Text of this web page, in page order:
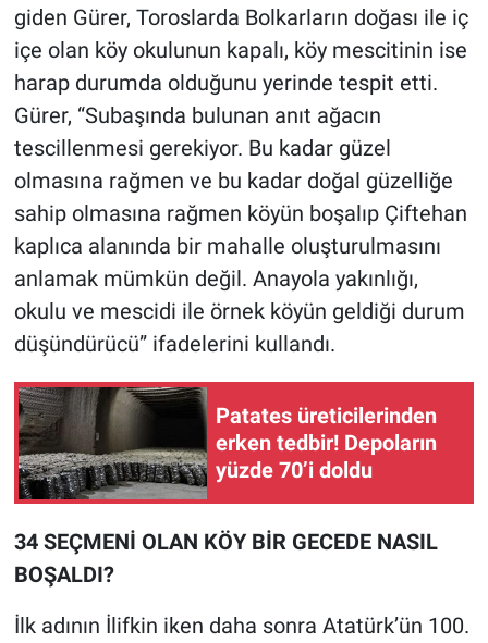
giden Gürer, Toroslarda Bolkarların doğası ile iç
içe olan köy okulunun kapalı, köy mescitinin ise
harap durumda olduğunu yerinde tespit etti.
Gürer, “Subaşında bulunan anıt ağacın
tescillenmesi gerekiyor. Bu kadar güzel
olmasına rağmen ve bu kadar doğal güzelliğe
sahip olmasına rağmen köyün boşalıp Çiftehan
kaplıca alanında bir mahalle oluşturulmasını
anlamak mümkün değil. Anayola yakınlığı,
okulu ve mescidi ile örnek köyün geldiği durum
düşündürücü” ifadelerini kullandı.
Patates üreticilerinden
erken tedbir! Depoların
yüzde 70’i doldu
34 SEÇMENİ OLAN KÖY BİR GECEDE NASIL
BOŞALDI?
İlk adının İlifkin iken daha sonra Atatürk’ün 100.